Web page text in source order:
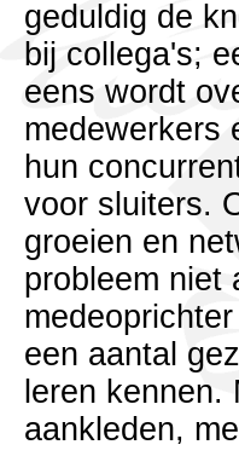
geduldig de
bij collega's;
eens wordt
medewerkers
hun
voor sluiters.
groeien en
probleem niet
een aantal
leren
aankleden,